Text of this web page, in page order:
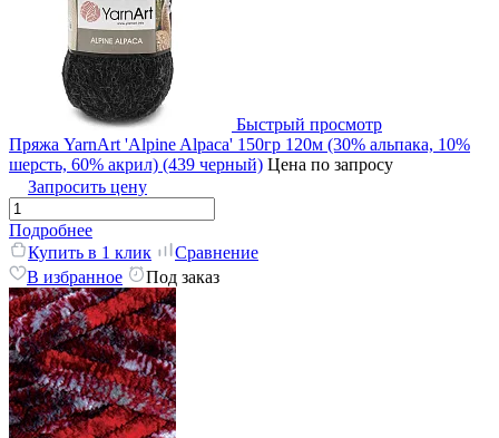
Быстрый просмотр
Пряжа YarnArt 'Alpine Alpaca' 150гр 120м (30% альпака, 10%
шерсть, 60% акрил) (439 черный) Цена по запросу
Запросить цену
Подробнее
Купить в 1 клик
Сравнение
В избранное
Под заказ